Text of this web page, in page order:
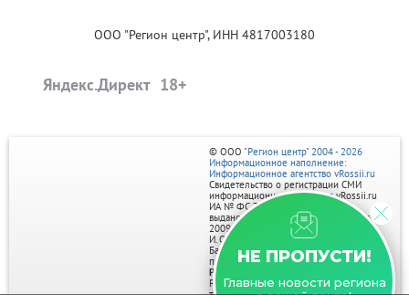
ООО "Регион центр", ИНН 4817003180
Яндекс.Директ
НЕ ПРОПУСТИ!
Главные новости региона
© ООО "Регион центр" 2004 - 2026
Информационное наполнение:
Информационное агентство vRossii.ru
Свидетельство о регистрации СМИ
информационного агентства vRossii.ru
ИА № ФС 77‑35502
выдано РОСКОМНАДЗОРом 04 марта
2009г.
И. О. Главного редактора Нарыков А. Н.
Баннеры на портале размещаются на
правах рекламы.
Реклама на портале:
Рекламное агентство "Умный маркетинг"